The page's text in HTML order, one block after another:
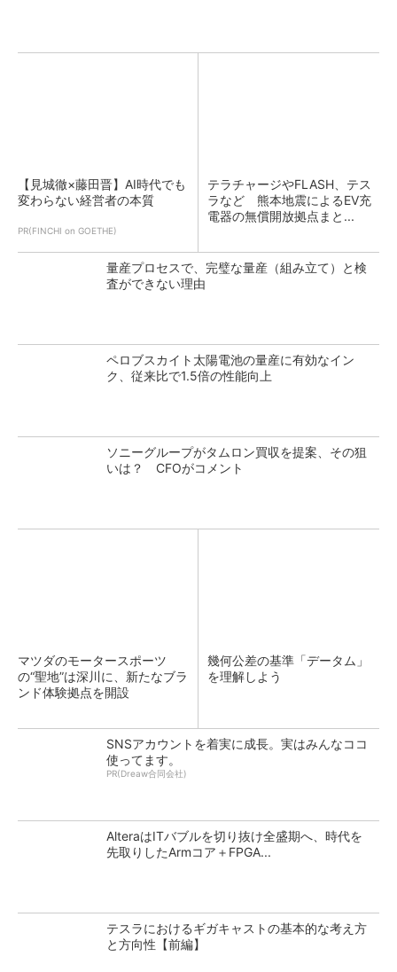
【見城徹×藤田晋】AI時代でも
変わらない経営者の本質
PR(FINCHI on GOETHE)
テラチャージやFLASH、テス
ラなど 熊本地震によるEV充
電器の無償開放拠点まと...
量産プロセスで、完璧な量産（組み立て）と検
査ができない理由
ペロブスカイト太陽電池の量産に有効なイン
ク、従来比で1.5倍の性能向上
ソニーグループがタムロン買収を提案、その狙
いは？ CFOがコメント
マツダのモータースポーツ
の“聖地”は深川に、新たなブラ
ンド体験拠点を開設
幾何公差の基準「データム」
を理解しよう
SNSアカウントを着実に成長。実はみんなココ
使ってます。
PR(Dreaw合同会社)
AlteraはITバブルを切り抜け全盛期へ、時代を
先取りしたArmコア＋FPGA...
テスラにおけるギガキャストの基本的な考え方
と方向性【前編】